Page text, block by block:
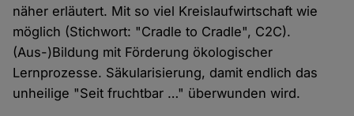
näher erläutert. Mit so viel Kreislaufwirtschaft wie
möglich (Stichwort: "Cradle to Cradle", C2C).
(Aus-)Bildung mit Förderung ökologischer
Lernprozesse. Säkularisierung, damit endlich das
unheilige "Seit fruchtbar …" überwunden wird.